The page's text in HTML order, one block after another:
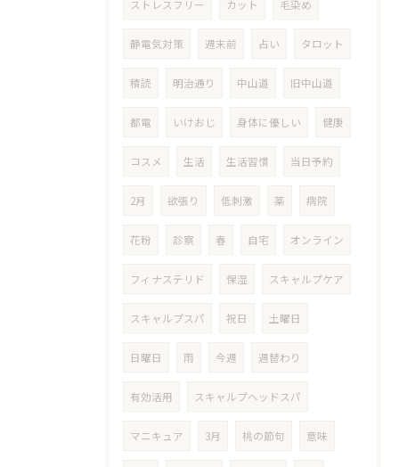
ストレスフリー カット 毛染め
静電気対策 週末前 占い タロット
積読 明治通り 中山道 旧中山道
都電 いけおじ 身体に優しい 健康
コスメ 生活 生活習慣 当日予約
2月 欲張り 低刺激 薬 病院
花粉 診察 春 自宅 オンライン
フィナステリド 保湿 スキャルプケア
スキャルプスパ 祝日 土曜日
日曜日 雨 今週 週替わり
有効活用 スキャルプヘッドスパ
マニキュア 3月 桃の節句 意味